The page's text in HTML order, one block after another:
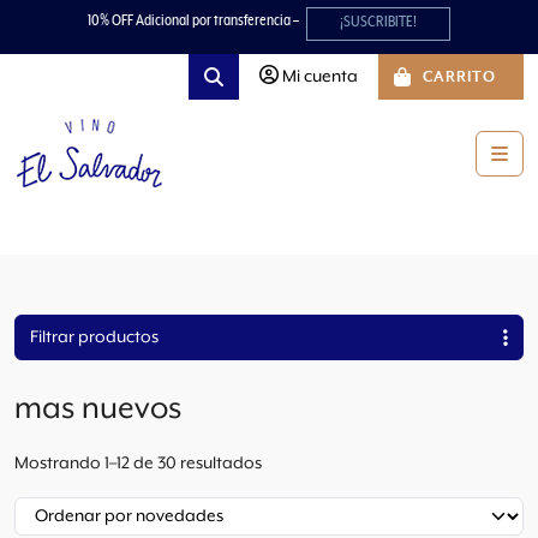
Skip to content
Skip to footer10% OFF Adicional por transferencia – ¡SUSCRIBITE!
Search
Mi cuenta CARRITO
Filtrar productos
mas nuevos
Mostrando 1–12 de 30 resultadosO